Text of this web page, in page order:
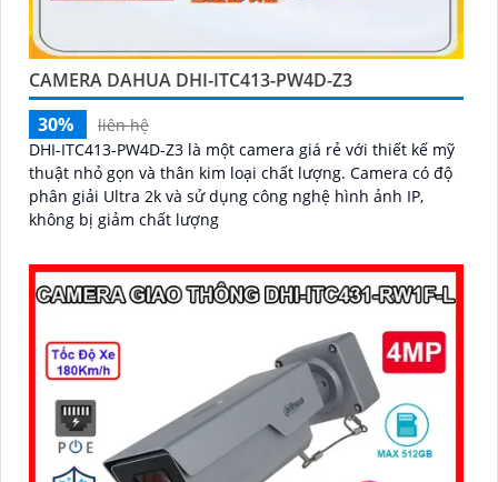
CAMERA DAHUA DHI-ITC413-PW4D-Z3
30%
liên hệ
DHI-ITC413-PW4D-Z3 là một camera giá rẻ với thiết kế mỹ
thuật nhỏ gọn và thân kim loại chất lượng. Camera có độ
phân giải Ultra 2k và sử dụng công nghệ hình ảnh IP,
không bị giảm chất lượng